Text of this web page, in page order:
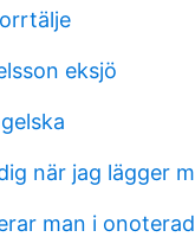
eksjö
när jag lägger
man i